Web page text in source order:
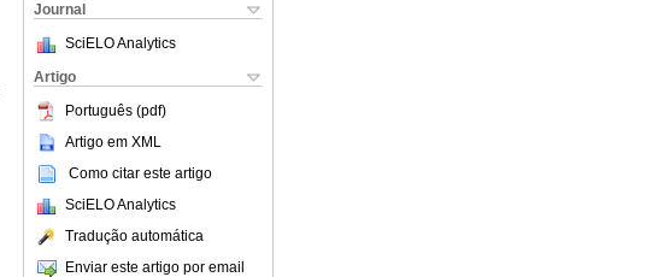
Journal
SciELO Analytics
Artigo
Português (pdf)
Artigo em XML
Como citar este artigo
SciELO Analytics
Tradução automática
Enviar este artigo por email